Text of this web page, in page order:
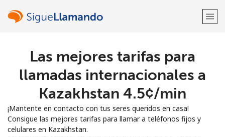
¡Bienvenido!
Regístrate con
Las mejores tarifas para
llamadas internacionales a
Kazakhstan ⁦4.5¢⁩/min
¡Mantente en contacto con tus seres queridos en casa!
Consigue las mejores tarifas para llamar a teléfonos fijos y
celulares en Kazakhstan.